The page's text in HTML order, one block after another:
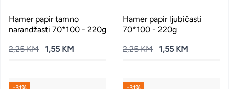
Hamer papir tamno
narandžasti 70*100 - 220g
2,25 KM
1,55 KM
Hamer papir ljubičasti
70*100 - 220g
2,25 KM
1,55 KM